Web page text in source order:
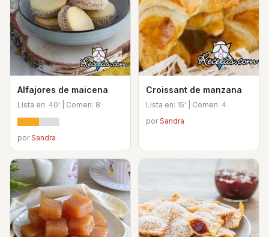
Alfajores de maicena
Lista en: 40' | Comen: 8
porSandra
Croissant de manzana
Lista en: 15' | Comen: 4
porSandra